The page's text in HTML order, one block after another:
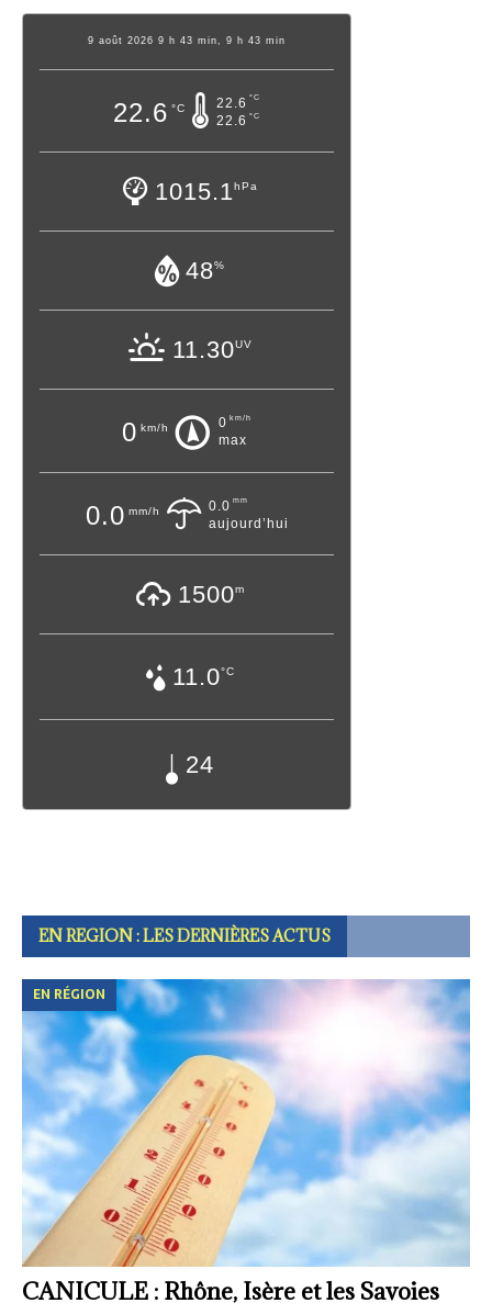
9 août 2026 9 h 43 min, 9 h 43 min
22.6 °C 22.6 °C
22.6 °C
1015.1hPa
48%
11.30UV
0 km/h 0 km/h
max
0.0 mm/h 0.0 mm
aujourd’hui
1500m
11.0°C
24
EN REGION : LES DERNIÈRES ACTUS
CANICULE : Rhône, Isère et les Savoies
EN RÉGION